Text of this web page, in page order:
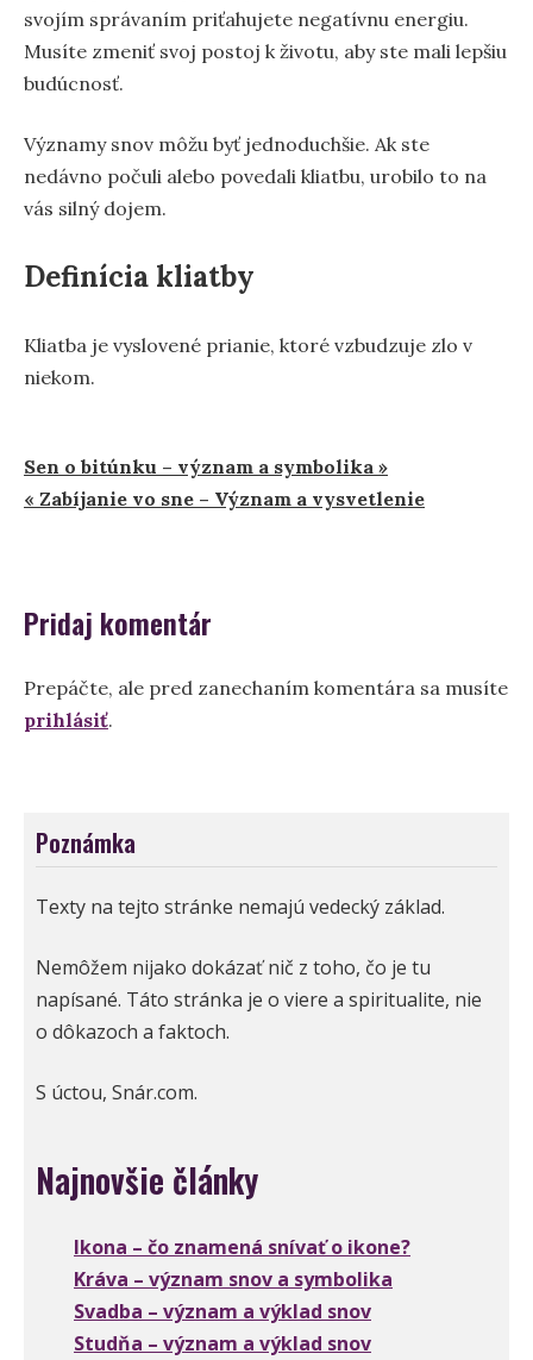
svojím správaním priťahujete negatívnu energiu.
Musíte zmeniť svoj postoj k životu, aby ste mali lepšiu
budúcnosť.
Významy snov môžu byť jednoduchšie. Ak ste
nedávno počuli alebo povedali kliatbu, urobilo to na
vás silný dojem.
Definícia kliatby
Kliatba je vyslovené prianie, ktoré vzbudzuje zlo v
niekom.
Navigácia
v
Sen o bitúnku – význam a symbolika »
« Zabíjanie vo sne – Význam a vysvetlenie
Pridaj komentár
Prepáčte, ale pred zanechaním komentára sa musíte
prihlásiť.
Poznámka
Texty na tejto stránke nemajú vedecký základ.
Nemôžem nijako dokázať nič z toho, čo je tu
napísané. Táto stránka je o viere a spiritualite, nie
o dôkazoch a faktoch.
S úctou, Snár.com.
Najnovšie články
Ikona – čo znamená snívať o ikone?
Kráva – význam snov a symbolika
Svadba – význam a výklad snov
Studňa – význam a výklad snov